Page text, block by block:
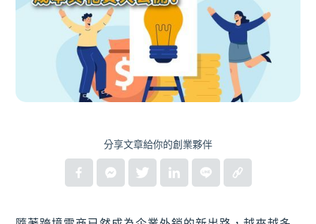
分享文章給你的創業夥伴